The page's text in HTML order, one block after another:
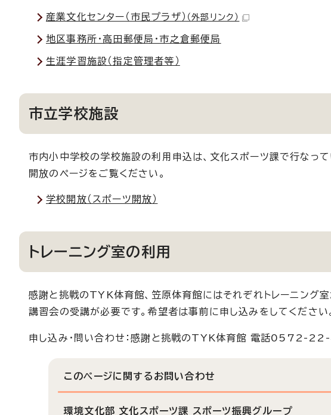
産業文化センター（市民プラザ） （外部リンク）
地区事務所・高田郵便局・市之倉郵便局
生涯学習施設（指定管理者等）
市立学校施設
市内小中学校の学校施設の利用申込は、文化スポーツ課で行なっ
開放のページをご覧ください。
学校開放（スポーツ開放）
トレーニング室の利用
感謝と挑戦のTYK体育館、笠原体育館にはそれぞれトレーニング
講習会の受講が必要です。希望者は事前に申し込みをしてください
申し込み・問い合わせ：感謝と挑戦のTYK体育館 電話
このページに関する お問い合わせ
環境文化部 文化スポーツ課 スポーツ振興グループ